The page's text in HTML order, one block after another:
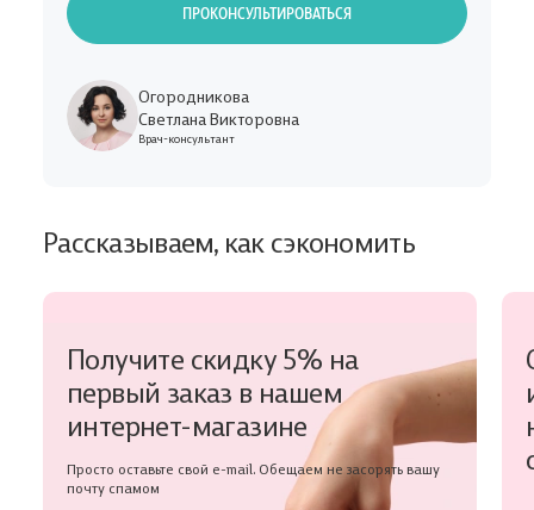
ПРОКОНСУЛЬТИРОВАТЬСЯ
Огородникова
Светлана Викторовна
Врач-консультант
Рассказываем, как сэкономить
Получите скидку 5% на
первый заказ в нашем
интернет-магазине
Просто оставьте свой e-mail. Обещаем не засорять вашу
почту спамом